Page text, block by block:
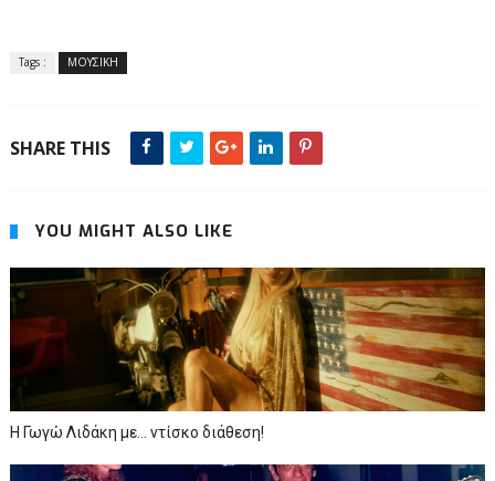
Tags : ΜΟΥΣΙΚΗ
SHARE THIS
YOU MIGHT ALSO LIKE
Η Γωγώ Λιδάκη με... ντίσκο διάθεση!